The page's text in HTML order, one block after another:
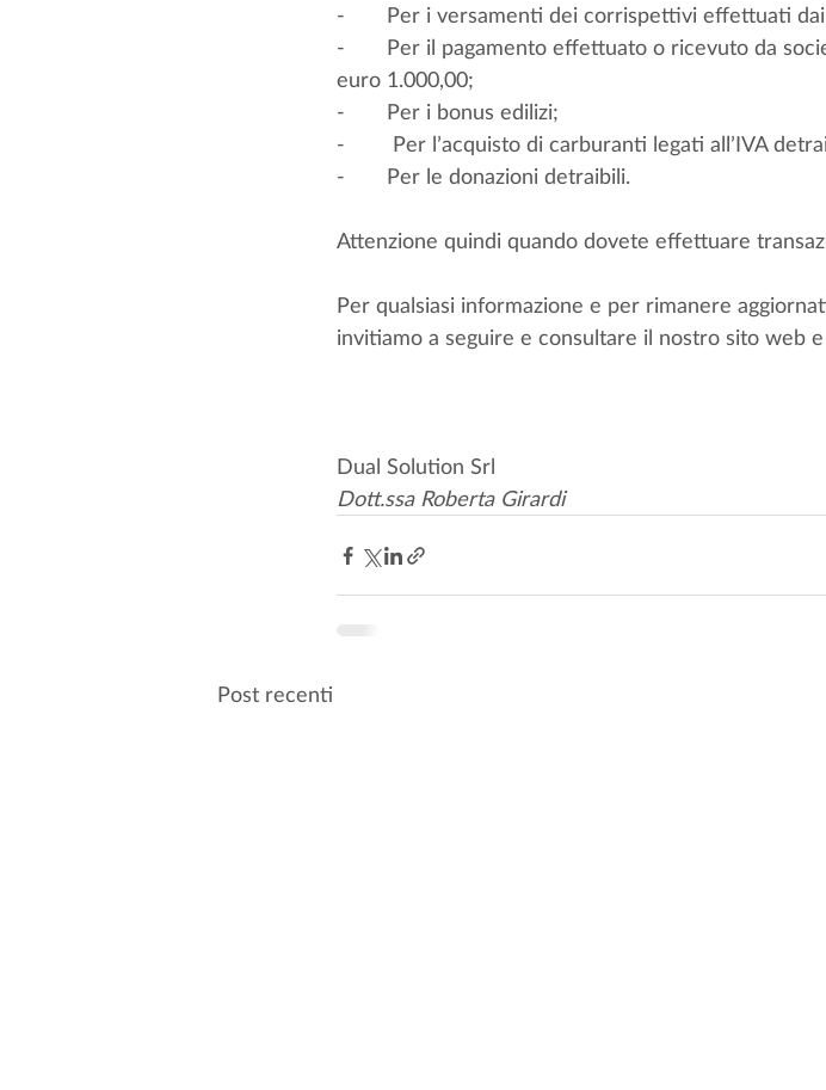
-       Per i versamenti dei corrispettivi effettuati
-       Per il pagamento effettuato o ricevuto da
euro 1.000,00;
-       Per i bonus edilizi;
-        Per l’acquisto di carburanti legati all’IVA
-       Per le donazioni detraibili.
Attenzione quindi quando dovete effettuare
Per qualsiasi informazione e per rimanere
invitiamo a seguire e consultare il nostro sito web
Dual Solution Srl
Dott.ssa Roberta Girardi
Post recenti